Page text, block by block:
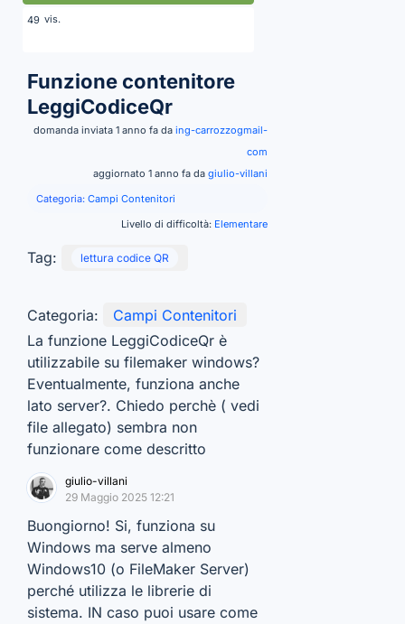
49 vis.
Funzione contenitore
LeggiCodiceQr
domanda inviata 1 anno fa da ing-carrozzogmail-
com
aggiornato 1 anno fa da giulio-villani
Categoria: Campi Contenitori
Livello di difficoltà: Elementare
Tag: lettura codice QR
Categoria:
Campi Contenitori
La funzione LeggiCodiceQr è
utilizzabile su filemaker windows?
Eventualmente, funziona anche
lato server?. Chiedo perchè ( vedi
file allegato) sembra non
funzionare come descritto
giulio-villani
29 Maggio 2025 12:21
Buongiorno! Si, funziona su
Windows ma serve almeno
Windows10 (o FileMaker Server)
perché utilizza le librerie di
sistema. IN caso puoi usare come